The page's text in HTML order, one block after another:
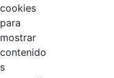
Manual de Identidad Visual Corporativa
Manual Políticas Contables
Comisión de personal
cookies
para
mostrar
contenido
s